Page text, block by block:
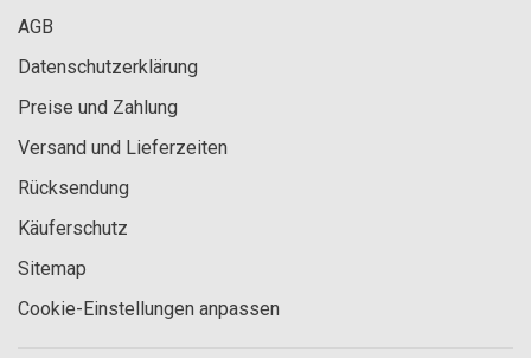
AGB
Datenschutzerklärung
Preise und Zahlung
Versand und Lieferzeiten
Rücksendung
Käuferschutz
Sitemap
Cookie-Einstellungen anpassen